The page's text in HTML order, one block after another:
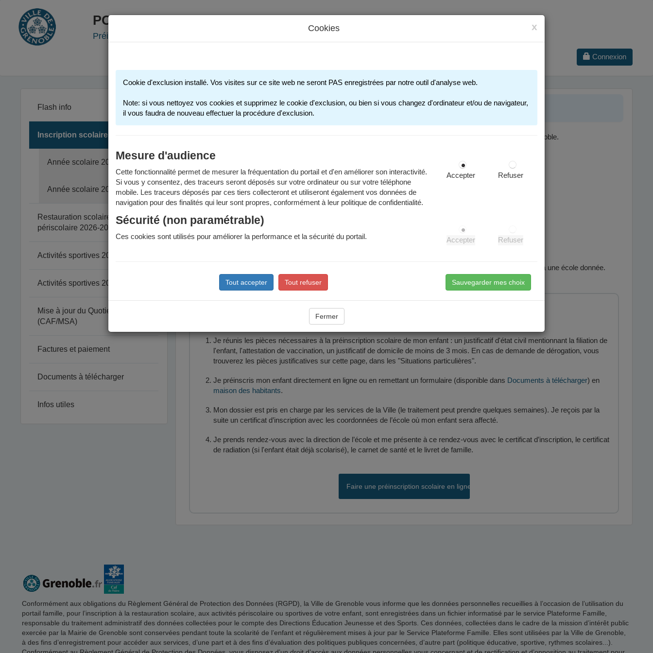
PORTAIL FAMILLE
Préinscription scolaire - Accueils périscolaires - Restauration scolaire - Sports
Connexion
Flash info
Inscription scolaire
Année scolaire 2025-2026
Année scolaire 2026-2027
Restauration scolaire et
périscolaire 2026-2027
Activités sportives 2025-2026
Activités sportives 2026-2027
Mise à jour du Quotient Familial
(CAF/MSA)
Factures et paiement
Documents à télécharger
Infos utiles
INSCRIPTION SCOLAIRE
Vous trouverez ci-dessous des informations générales pour inscrire votre enfant dans une école publique de Grenoble.
Pour des informations spécifiques aux années scolaires reportez-vous aux pages concernées :
année scolaire 2026-2027
Merci d'en prendre connaissance avant de commencer toute démarche de préinscription scolaire.
Périmètre scolaire
Votre enfant sera inscrit dans l'école du périmètre scolaire rattaché à votre domicile.
Attention : des modifications de périmètres sont votées régulièrement et peuvent changer les adresses affectées à une école donnée.
Je réunis les pièces nécessaires à la préinscription scolaire de mon enfant : un justificatif d'état civil mentionnant la filiation de
l'enfant, l'attestation de vaccination, un justificatif de domicile de moins de 3 mois. En cas de demande de dérogation, vous
trouverez les pièces justificatives sur cette page, dans les "Situations particulières".
Je préinscris mon enfant directement en ligne ou en remettant un formulaire (disponible dans Documents à télécharger) en
maison des habitants.
Mon dossier est pris en charge par les services de la Ville (le traitement peut prendre quelques semaines). Je reçois par la
suite un certificat d’inscription avec les coordonnées de l’école où mon enfant sera affecté.
Je prends rendez-vous avec la direction de l’école et me présente à ce rendez-vous avec le certificat d’inscription, le certificat
de radiation (si l'enfant était déjà scolarisé), le carnet de santé et le livret de famille.
Faire une préinscription scolaire en ligne
Conformément aux obligations du Règlement Général de Protection des Données (RGPD), la Ville de Grenoble vous informe que les données personnelles recueillies à l’occasion de l’utilisation du
portail famille, pour l’inscription à la restauration scolaire, aux activités périscolaire ou sportives de votre enfant, sont enregistrées dans un fichier informatisé par le service Plateforme Famille,
responsable du traitement administratif des données collectées pour le compte des Directions Éducation Jeunesse et des Sports. Ces données, collectées dans le cadre de la mission d’intérêt public
exercée par la Mairie de Grenoble sont conservées pendant toute la scolarité de l’enfant et régulièrement mises à jour par le Service Plateforme Famille. Elles sont utilisées par la Ville de Grenoble,
à des fins d’enregistrement pour accéder aux services, d’une part et à des fins d’évaluation des politiques publiques concernées, d’autre part (politique éducative, sportive, rythmes scolaires...).
x
Cookies
Cookie d'exclusion installé. Vos visites sur ce site web ne seront PAS enregistrées par notre outil d'analyse web.
Note: si vous nettoyez vos cookies et supprimez le cookie d'exclusion, ou bien si vous changez d'ordinateur et/ou de navigateur,
il vous faudra de nouveau effectuer la procédure d'exclusion.
Mesure d'audience
Cette fonctionnalité permet de mesurer la fréquentation du portail et d'en améliorer son interactivité.
Si vous y consentez, des traceurs seront déposés sur votre ordinateur ou sur votre téléphone
mobile. Les traceurs déposés par ces tiers collecteront et utiliseront également vos données de
navigation pour des finalités qui leur sont propres, conformément à leur politique de confidentialité.
Accepter Refuser
Sécurité (non paramétrable)
Ces cookies sont utilisés pour améliorer la performance et la sécurité du portail. Accepter Refuser
Tout accepter Tout refuser Sauvegarder mes choix
Fermer